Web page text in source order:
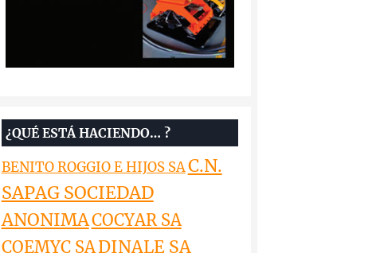
¿QUÉ ESTÁ HACIENDO… ?
BENITO ROGGIO E HIJOS SAC.N.
SAPAG SOCIEDAD
ANONIMACOCYAR SA
COEMYC SADINALE SA